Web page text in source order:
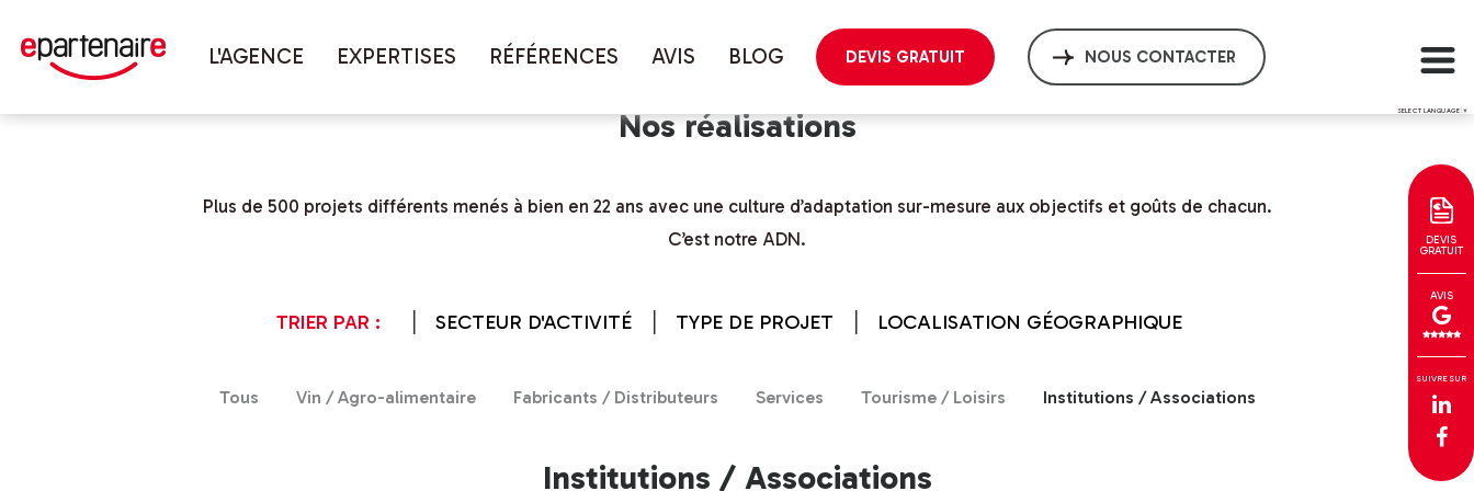
L'AGENCE EXPERTISES RÉFÉRENCES AVIS BLOG DEVIS GRATUIT NOUS CONTACTER
SELECT LANGUAGE ▼
DEVIS
GRATUIT
AVIS
SUIVRE SUR
Vous êtes ici : Accueil Réalisations
Nos réalisations
Plus de 500 projets différents menés à bien en 22 ans avec une culture d’adaptation sur-mesure aux objectifs et goûts de chacun.
C’est notre ADN.
TRIER PAR : SECTEUR D'ACTIVITÉ TYPE DE PROJET LOCALISATION GÉOGRAPHIQUE
Tous Vin / Agro-alimentaire Fabricants / Distributeurs Services Tourisme / Loisirs Institutions / Associations
Institutions / Associations Site web interfacé
Site web interfacé